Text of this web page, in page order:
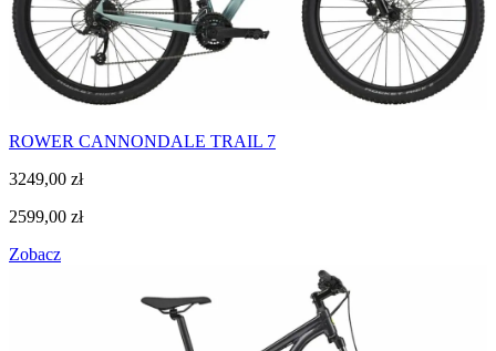
ROWER CANNONDALE TRAIL 7
3249,00 zł
2599,00 zł
Zobacz